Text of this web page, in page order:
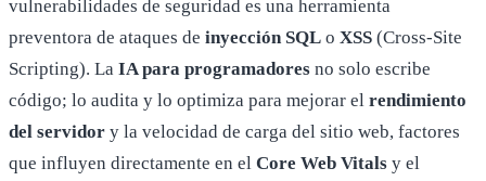
vulnerabilidades de seguridad es una herramienta
preventora de ataques de inyección SQL o XSS (Cross-Site
Scripting). La IA para programadores no solo escribe
código; lo audita y lo optimiza para mejorar el rendimiento
del servidor y la velocidad de carga del sitio web, factores
que influyen directamente en el Core Web Vitals y el